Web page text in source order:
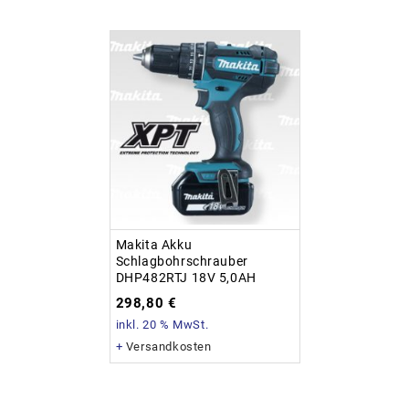
Makita Akku
Schlagbohrschrauber
DHP482RTJ 18V 5,0AH
298,80 €
inkl. 20 % MwSt.
+ Versandkosten